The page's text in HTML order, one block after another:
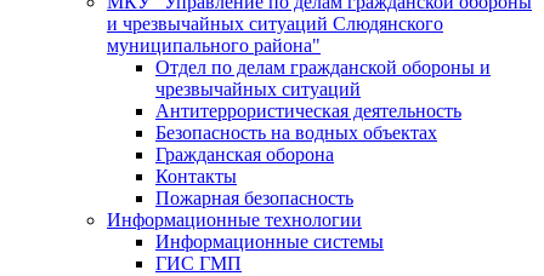
и чрезвычайных ситуаций Слюдянского
муниципального района"
Отдел по делам гражданской обороны и
чрезвычайных ситуаций
Антитеррористическая деятельность
Безопасность на водных объектах
Гражданская оборона
Контакты
Пожарная безопасность
Информационные технологии
Информационные системы
ГИС ГМП